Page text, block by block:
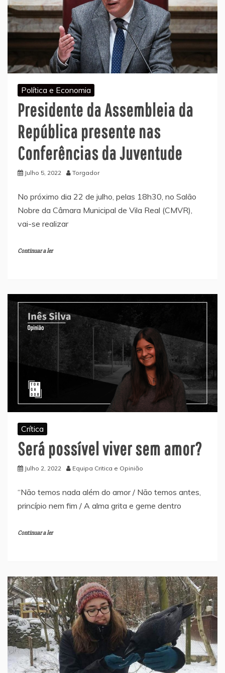
Política e Economia
Presidente da Assembleia da
República presente nas
Conferências da Juventude
Julho 5, 2022 Torgador
No próximo dia 22 de julho, pelas 18h30, no Salão
Nobre da Câmara Municipal de Vila Real (CMVR),
vai-se realizar
Continuar a ler
Crítica
Será possível viver sem amor?
Julho 2, 2022 Equipa Critica e Opinião
“Não temos nada além do amor / Não temos antes,
princípio nem fim / A alma grita e geme dentro
Continuar a ler